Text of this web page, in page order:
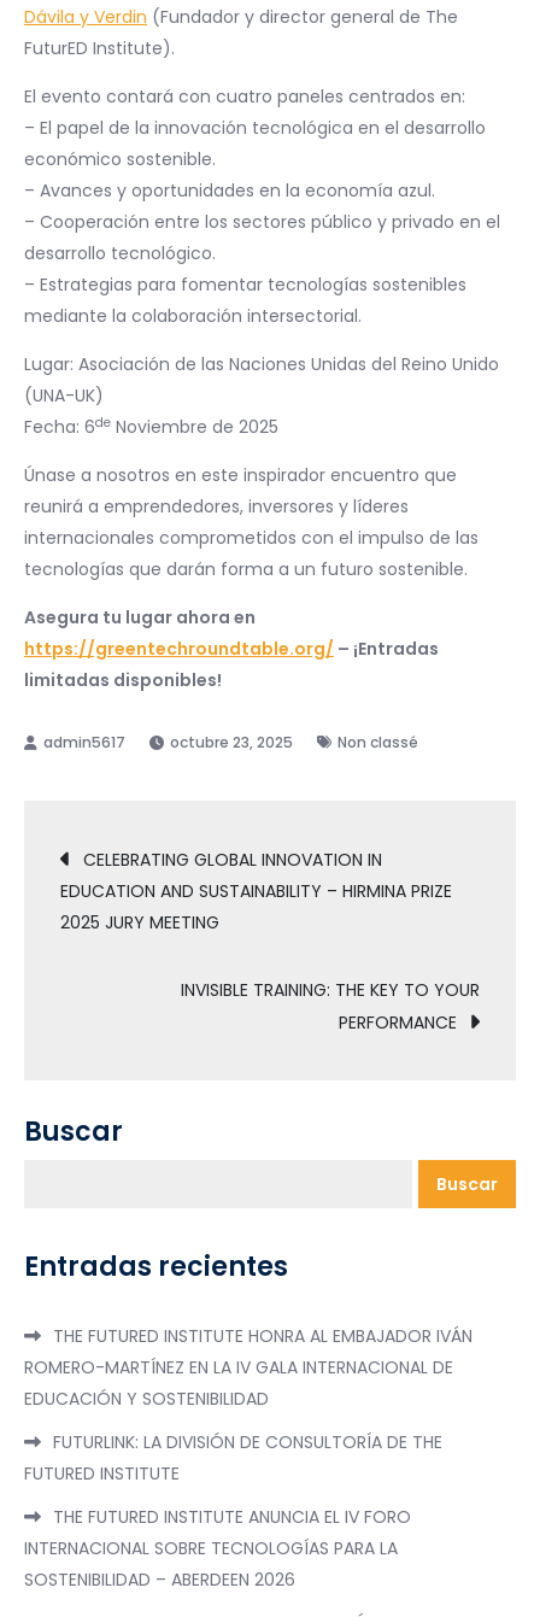
Dávila y Verdin (Fundador y director general de The
FuturED Institute).
El evento contará con cuatro paneles centrados en:
– El papel de la innovación tecnológica en el desarrollo
económico sostenible.
– Avances y oportunidades en la economía azul.
– Cooperación entre los sectores público y privado en el
desarrollo tecnológico.
– Estrategias para fomentar tecnologías sostenibles
mediante la colaboración intersectorial.
Lugar: Asociación de las Naciones Unidas del Reino Unido
(UNA-UK)
Fecha: 6de Noviembre de 2025
Únase a nosotros en este inspirador encuentro que
reunirá a emprendedores, inversores y líderes
internacionales comprometidos con el impulso de las
tecnologías que darán forma a un futuro sostenible.
Asegura tu lugar ahora en
https://greentechroundtable.org/ – ¡Entradas
limitadas disponibles!
octubre 23, 2025 Non classé
CELEBRATING GLOBAL INNOVATION IN
EDUCATION AND SUSTAINABILITY – HIRMINA PRIZE
2025 JURY MEETING
INVISIBLE TRAINING: THE KEY TO YOUR
PERFORMANCE
Buscar
Buscar
Entradas recientes
THE FUTURED INSTITUTE HONRA AL EMBAJADOR IVÁN
ROMERO-MARTÍNEZ EN LA IV GALA INTERNACIONAL DE
EDUCACIÓN Y SOSTENIBILIDAD
FUTURLINK: LA DIVISIÓN DE CONSULTORÍA DE THE
FUTURED INSTITUTE
THE FUTURED INSTITUTE ANUNCIA EL IV FORO
INTERNACIONAL SOBRE TECNOLOGÍAS PARA LA
SOSTENIBILIDAD – ABERDEEN 2026